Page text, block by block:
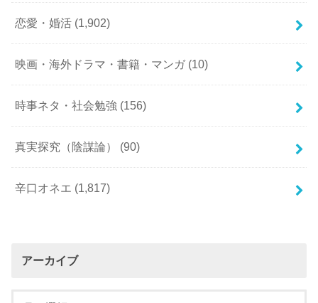
恋愛・婚活 (1,902)
映画・海外ドラマ・書籍・マンガ (10)
時事ネタ・社会勉強 (156)
真実探究（陰謀論） (90)
辛口オネエ (1,817)
アーカイブ